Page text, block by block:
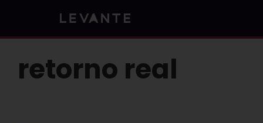
retorno real